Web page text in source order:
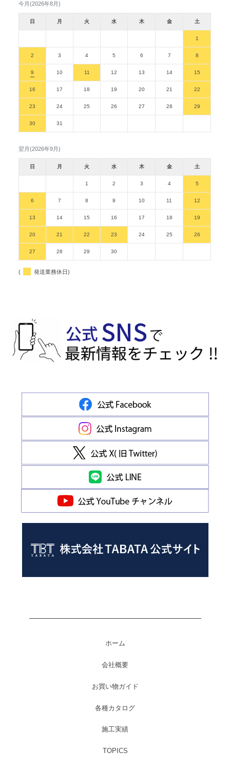
今月(2026年8月)
日 月 火 水 木 金 土
1
2 3 4 5 6 7 8
9 10 11 12 13 14 15
16 17 18 19 20 21 22
23 24 25 26 27 28 29
30 31
翌月(2026年9月)
日 月 火 水 木 金 土
1 2 3 4 5
6 7 8 9 10 11 12
13 14 15 16 17 18 19
20 21 22 23 24 25 26
27 28 29 30
( 発送業務休日)
ホーム
会社概要
お買い物ガイド
各種カタログ
施工実績
TOPICS